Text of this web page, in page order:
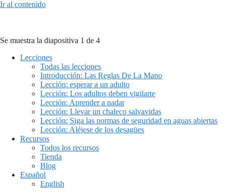
Ir al contenido
Se muestra la diapositiva 1 de 4
Lecciones
Todas las lecciones
Introducción: Las Reglas De La Mano
Lección: esperar a un adulto
Lección: Los adultos deben vigilarte
Lección: Aprender a nadar
Lección: Llevar un chaleco salvavidas
Lección: Siga las normas de seguridad en aguas abiertas
Lección: Aléjese de los desagües
Recursos
Todos los recursos
Tienda
Blog
Español
English